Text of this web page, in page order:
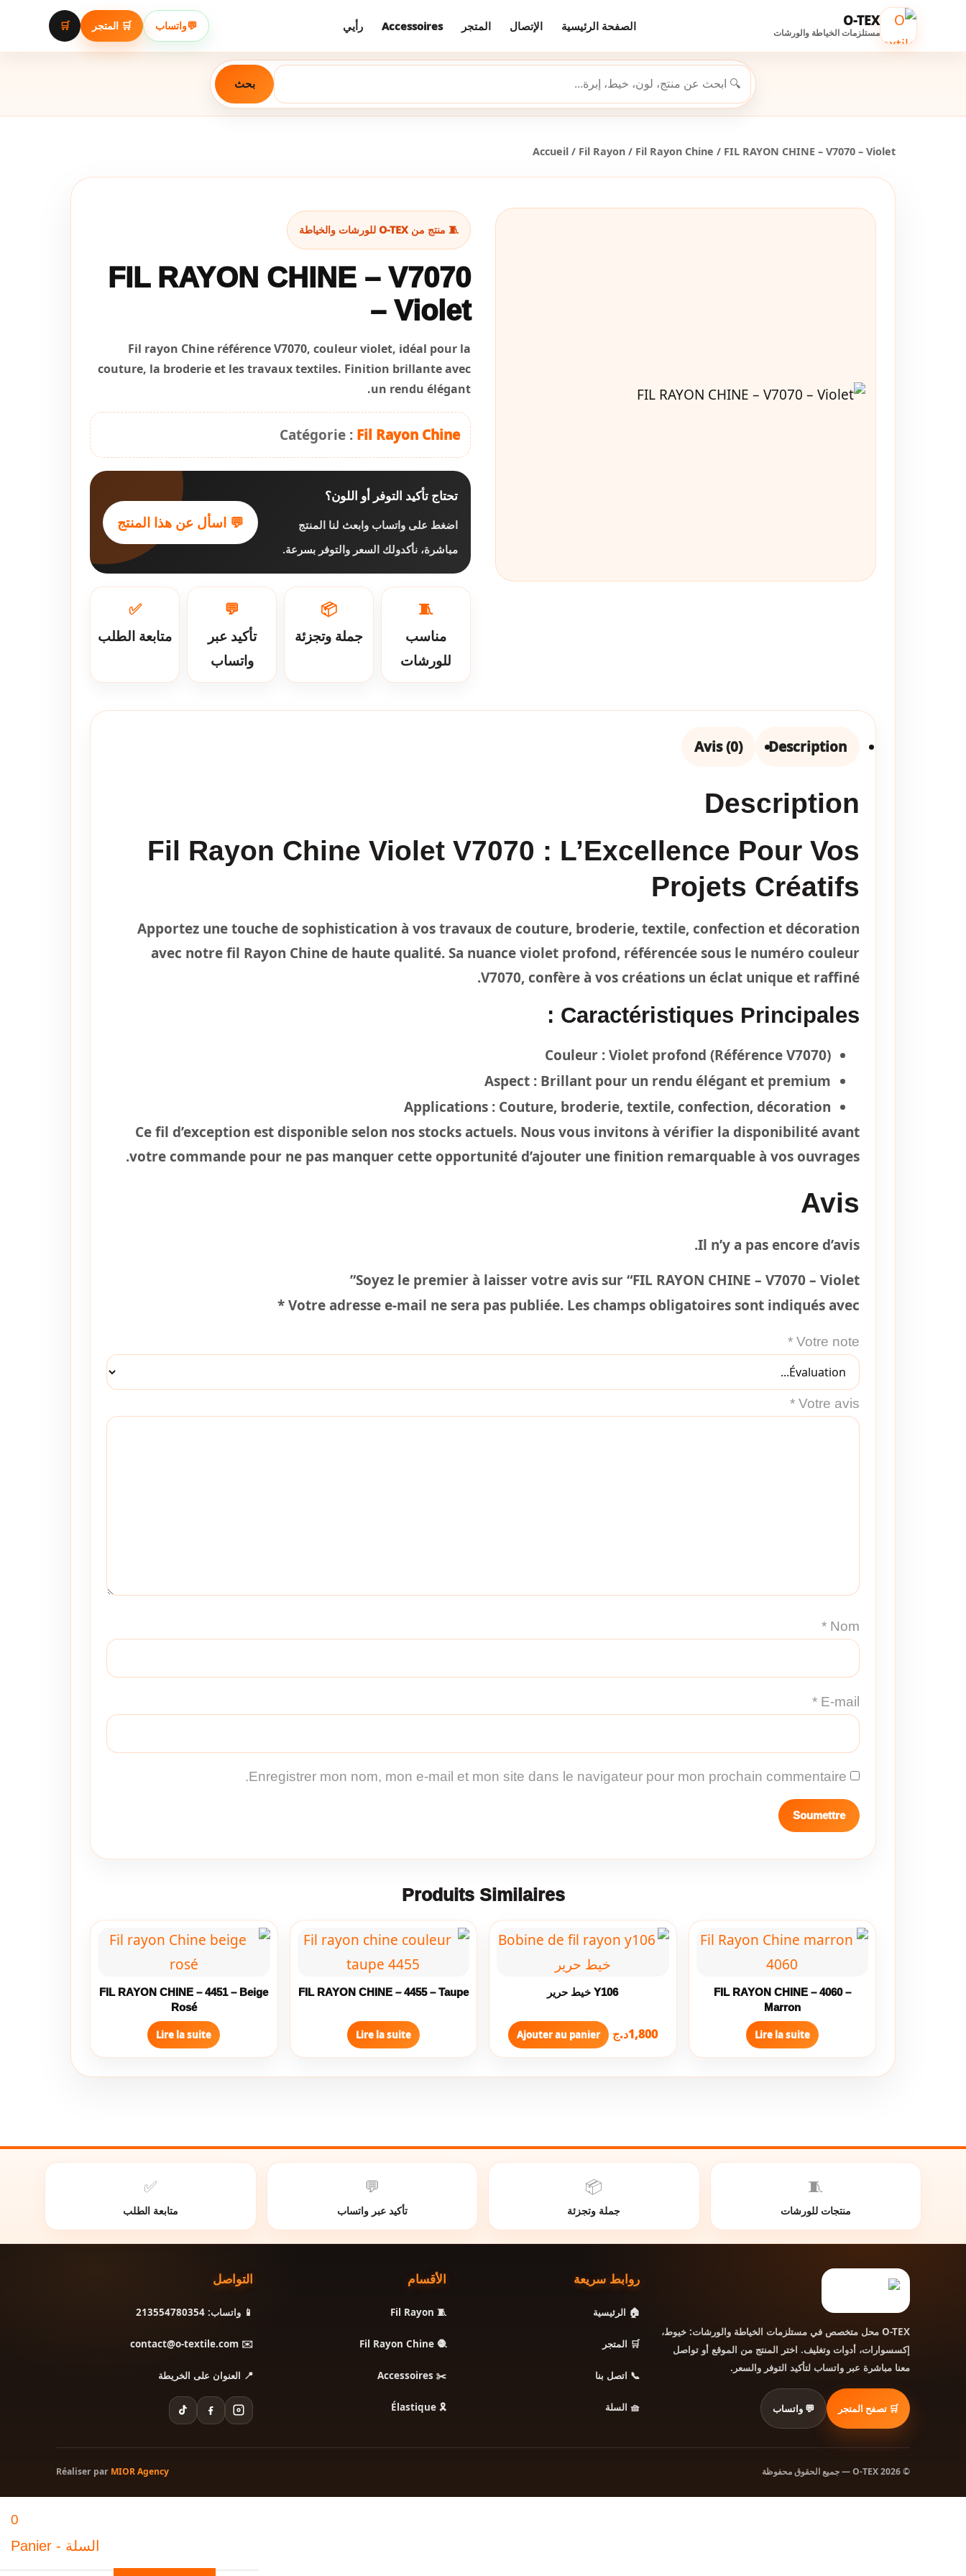
O-TEX
مستلزمات الخياطة والورشات الصفحة الرئيسية الإتصال المتجر Accessoires رأيي 💬واتساب 🛒 المتجر 🛒
بحث
Accueil / Fil Rayon / Fil Rayon Chine / FIL RAYON CHINE – V7070 – Violet
🧵 منتج من O-TEX للورشات والخياطة
FIL RAYON CHINE – V7070
– Violet
Fil rayon Chine référence V7070, couleur violet, idéal pour la
couture, la broderie et les travaux textiles. Finition brillante avec
un rendu élégant.
Catégorie : Fil Rayon Chine
تحتاج تأكيد التوفر أو اللون؟
اضغط على واتساب وابعث لنا المنتج
مباشرة، نأكدولك السعر والتوفر بسرعة.
💬 اسأل عن هذا المنتج
🧵
مناسب
للورشات
📦
جملة وتجزئة
💬
تأكيد عبر
واتساب
✅
متابعة الطلب
Description
Avis (0)
Description
Fil Rayon Chine Violet V7070 : L’Excellence Pour Vos
Projets Créatifs
Apportez une touche de sophistication à vos travaux de couture, broderie, textile, confection et décoration
avec notre fil Rayon Chine de haute qualité. Sa nuance violet profond, référencée sous le numéro couleur
V7070, confère à vos créations un éclat unique et raffiné.
Caractéristiques Principales :
Couleur : Violet profond (Référence V7070)
Aspect : Brillant pour un rendu élégant et premium
Applications : Couture, broderie, textile, confection, décoration
Ce fil d’exception est disponible selon nos stocks actuels. Nous vous invitons à vérifier la disponibilité avant
votre commande pour ne pas manquer cette opportunité d’ajouter une finition remarquable à vos ouvrages.
Avis
Il n’y a pas encore d’avis.
Soyez le premier à laisser votre avis sur “FIL RAYON CHINE – V7070 – Violet”
Votre adresse e-mail ne sera pas publiée. Les champs obligatoires sont indiqués avec
*
Votre note
*
Votre avis
*
Nom
*
E-mail
*
Enregistrer mon nom, mon e-mail et mon site dans le navigateur pour mon prochain commentaire.
Produits Similaires
FIL RAYON CHINE – 4060 –
Marron
Lire la suite
Y106 خيط حرير
1,800د.ج Ajouter au panier
FIL RAYON CHINE – 4455 – Taupe
Lire la suite
FIL RAYON CHINE – 4451 – Beige
Rosé
Lire la suite
🧵
منتجات للورشات
📦
جملة وتجزئة
💬
تأكيد عبر واتساب
✅
متابعة الطلب
O-TEX محل متخصص في مستلزمات الخياطة والورشات: خيوط،
إكسسوارات، أدوات وتغليف. اختر المنتج من الموقع أو تواصل
معنا مباشرة عبر واتساب لتأكيد التوفر والسعر.
🛒 تصفح المتجر 💬 واتساب
روابط سريعة
🏠 الرئيسية
🛒 المتجر
📞 اتصل بنا
🧺 السلة
الأقسام
🧵 Fil Rayon
🧶 Fil Rayon Chine
✂️ Accessoires
🎗️ Élastique
التواصل
📱 واتساب: 213554780354
✉️ contact@o-textile.com
📍 العنوان على الخريطة
© 2026 O-TEX — جميع الحقوق محفوظة Réaliser par MIOR Agency
0
Panier - السلة